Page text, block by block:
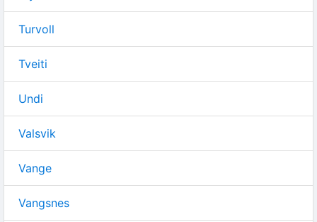
Turvoll
Tveiti
Undi
Valsvik
Vange
Vangsnes